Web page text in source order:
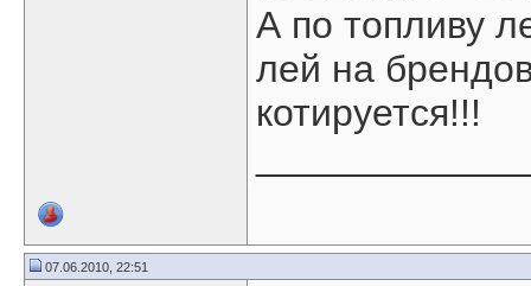
А по топливу
лей на
котируется!!!
07.06.2010, 22:51